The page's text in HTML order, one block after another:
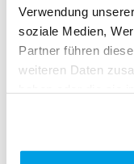
Verwendung
soziale Medien,
Partner führen
weiteren Daten